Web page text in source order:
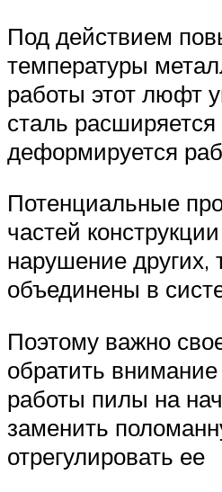
Под действием
температуры
работы этот люфт
сталь
деформируется
Потенциальные
частей
нарушение других,
объединены в
Поэтому важно
обратить
работы пилы на
заменить
отрегулировать ее